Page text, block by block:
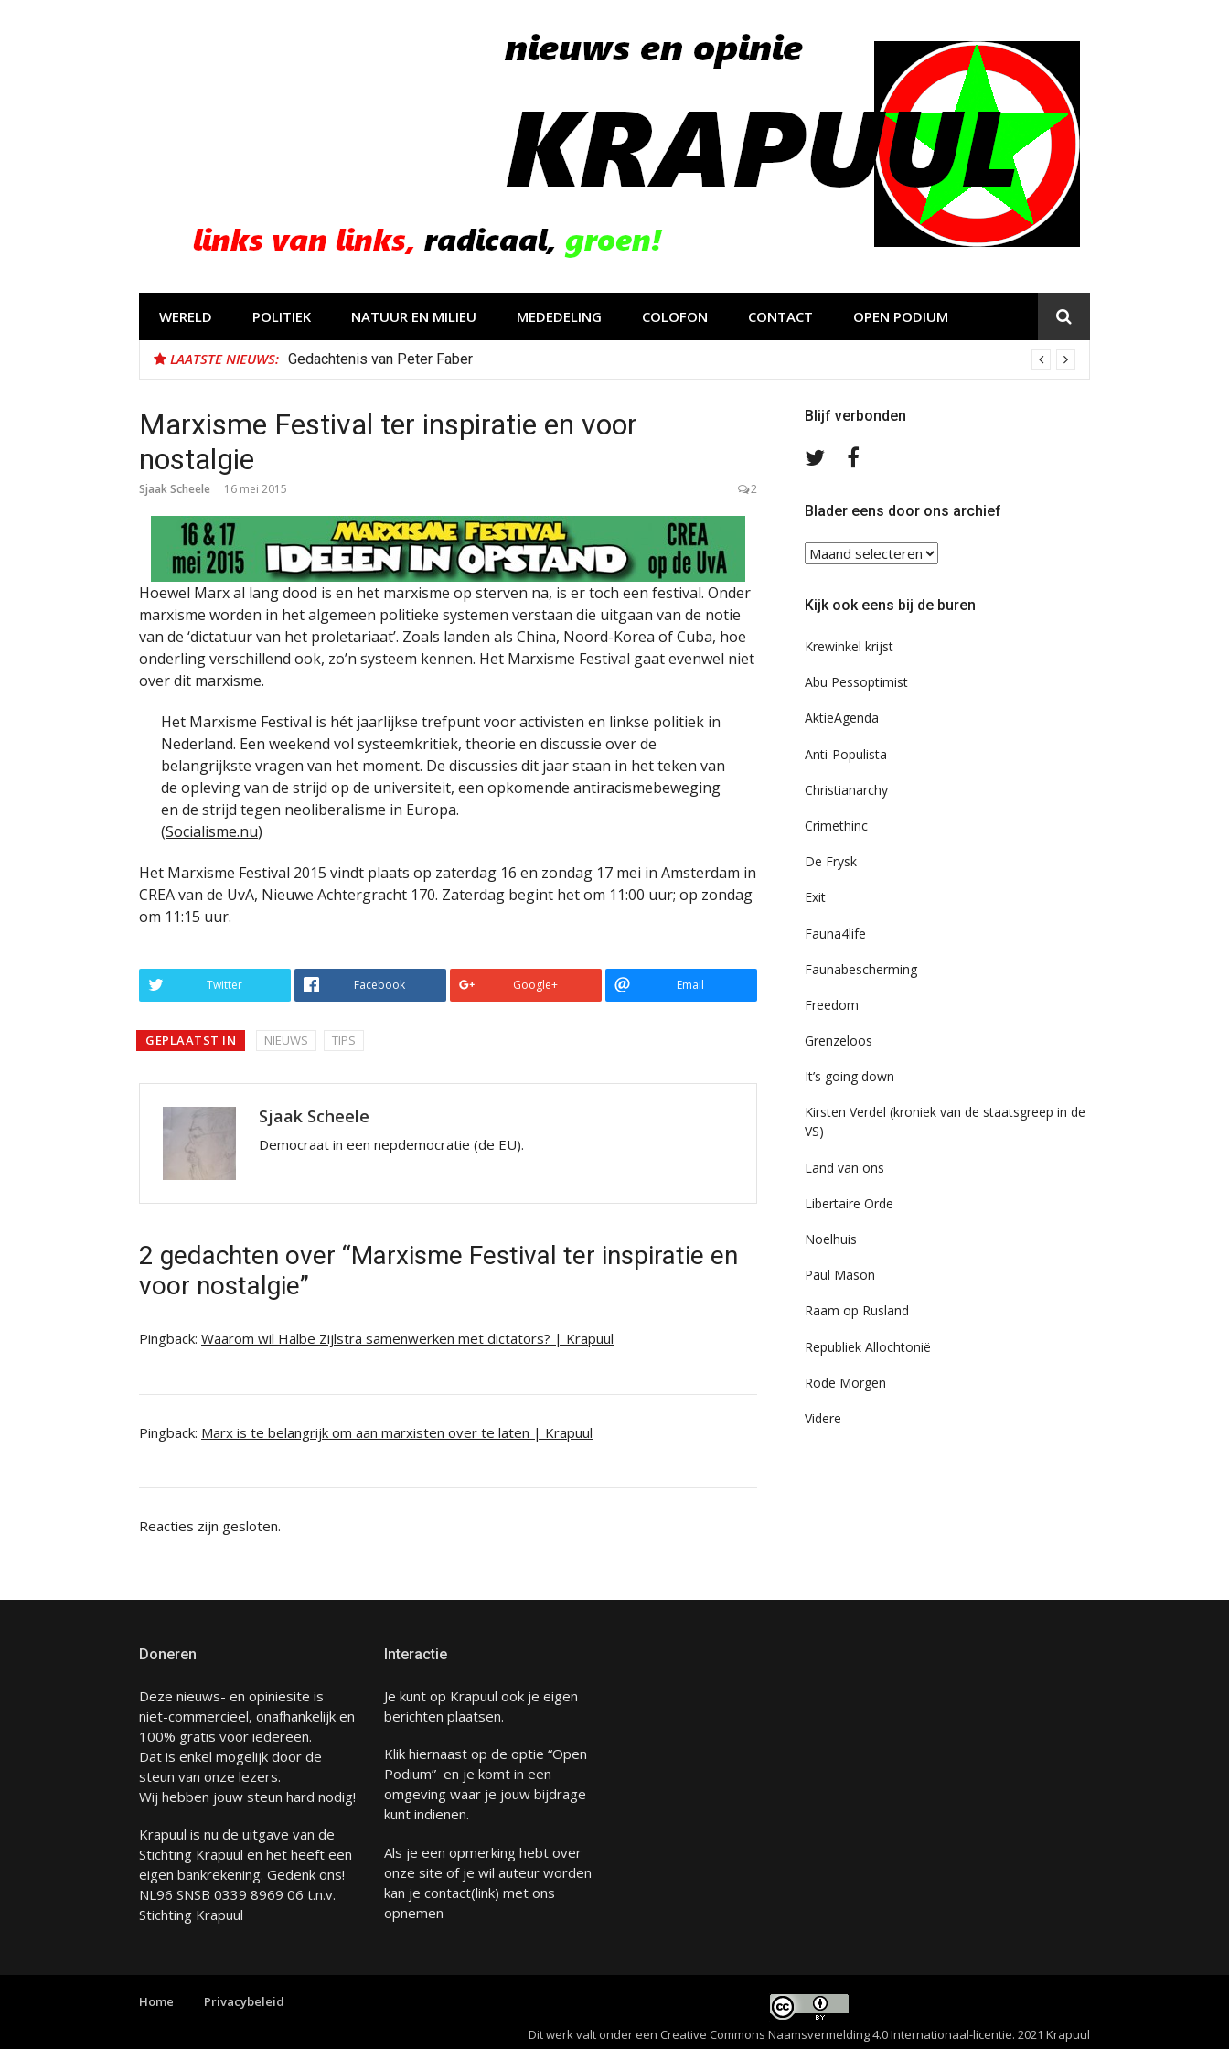
WERELD POLITIEK NATUUR EN MILIEU MEDEDELING COLOFON CONTACT OPEN PODIUM
LAATSTE NIEUWS: Gedachtenis van Peter Faber
Marxisme Festival ter inspiratie en voor
nostalgie
Sjaak Scheele 16 mei 2015 2
Hoewel Marx al lang dood is en het marxisme op sterven na, is er toch een festival. Onder
marxisme worden in het algemeen politieke systemen verstaan die uitgaan van de notie
van de ‘dictatuur van het proletariaat’. Zoals landen als China, Noord-Korea of Cuba, hoe
onderling verschillend ook, zo’n systeem kennen. Het Marxisme Festival gaat evenwel niet
over dit marxisme.
Het Marxisme Festival is hét jaarlijkse trefpunt voor activisten en linkse politiek in
Nederland. Een weekend vol systeemkritiek, theorie en discussie over de
belangrijkste vragen van het moment. De discussies dit jaar staan in het teken van
de opleving van de strijd op de universiteit, een opkomende antiracismebeweging
en de strijd tegen neoliberalisme in Europa.
(Socialisme.nu)
Het Marxisme Festival 2015 vindt plaats op zaterdag 16 en zondag 17 mei in Amsterdam in
CREA van de UvA, Nieuwe Achtergracht 170. Zaterdag begint het om 11:00 uur; op zondag
om 11:15 uur.
Twitter Facebook Google+ Email
GEPLAATST IN NIEUWS TIPS
Sjaak Scheele
Democraat in een nepdemocratie (de EU).
2 gedachten over “Marxisme Festival ter inspiratie en
voor nostalgie”
Pingback: Waarom wil Halbe Zijlstra samenwerken met dictators? | Krapuul
Pingback: Marx is te belangrijk om aan marxisten over te laten | Krapuul
Reacties zijn gesloten.
Blijf verbonden
Volg
TwitterFacebook
Blader eens door ons archief
Blader
eens
ons
Kijk ook eens bij de buren
Krewinkel krijst
Abu Pessoptimist
AktieAgenda
Anti-Populista
Christianarchy
Crimethinc
De Frysk
Exit
Fauna4life
Faunabescherming
Freedom
Grenzeloos
It’s going down
Kirsten Verdel (kroniek van de staatsgreep in de
VS)
Land van ons
Libertaire Orde
Noelhuis
Paul Mason
Raam op Rusland
Republiek Allochtonië
Rode Morgen
Videre
Doneren
Deze nieuws- en opiniesite is
niet-commercieel, onafhankelijk en
100% gratis voor iedereen.
Dat is enkel mogelijk door de
steun van onze lezers.
Wij hebben jouw steun hard nodig!
Krapuul is nu de uitgave van de
Stichting Krapuul en het heeft een
eigen bankrekening. Gedenk ons!
NL96 SNSB 0339 8969 06 t.n.v.
Stichting Krapuul
Interactie
Je kunt op Krapuul ook je eigen
berichten plaatsen.
Klik hiernaast op de optie “Open
Podium” en je komt in een
omgeving waar je jouw bijdrage
kunt indienen.
Als je een opmerking hebt over
onze site of je wil auteur worden
kan je contact(link) met ons
opnemen
Home
Privacybeleid
Dit werk valt onder een Creative Commons Naamsvermelding 4.0 Internationaal-licentie. 2021 Krapuul